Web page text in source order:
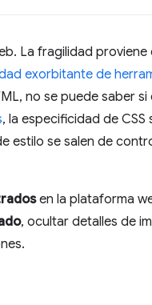
La fragilidad
exorbitante de
no se puede saber
, la especificidad de
estilo se salen de
en la plataforma
, ocultar detalles de